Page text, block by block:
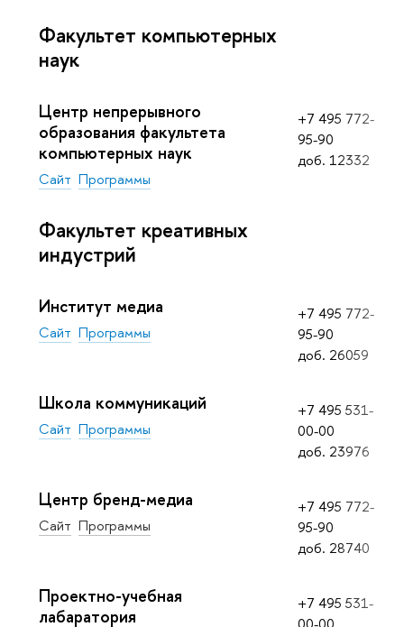
Факультет компьютерных
наук
Центр непрерывного
образования факультета
компьютерных наук
Сайт Программы
+7 495 772-
95-90
доб. 12332
Факультет креативных
индустрий
Институт медиа
Сайт Программы
+7 495 772-
95-90
доб. 26059
Школа коммуникаций
Сайт Программы
+7 495 531-
00-00
доб. 23976
Центр бренд-медиа
Сайт Программы
+7 495 772-
95-90
доб. 28740
Проектно-учебная
лабаратория
+7 495 531-